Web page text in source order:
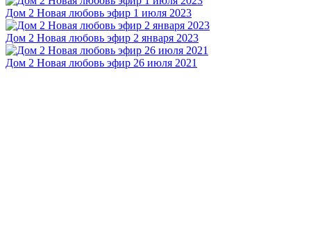
Дом 2 Новая любовь эфир 1 июля 2023
Дом 2 Новая любовь эфир 2 января 2023
Дом 2 Новая любовь эфир 26 июля 2021